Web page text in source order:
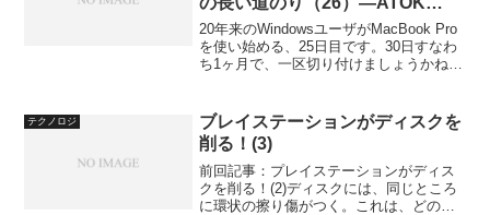
Sync for Macで辞書をWindows
と共有
20年来のWindowsユーザがMacBook Pro
を使い始める、25日目です。30日すなわ
ち1ヶ月で、一区切り付けましょうかね。
ます。笑ATOK f...
テクノロジ
ブレイステーションがディスクを
削る！(3)
前回記事：プレイステーションがディス
クを削る！(2)ディスクには、同じところ
に環状の擦り傷がつく。これは、どのデ